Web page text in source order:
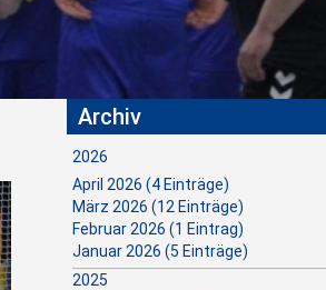
Archiv
2026
April 2026 (4 Einträge)
März 2026 (12 Einträge)
Februar 2026 (1 Eintrag)
Januar 2026 (5 Einträge)
2025